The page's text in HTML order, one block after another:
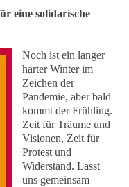
eine solidarische
Noch ist ein langer
harter Winter im
Zeichen der
Pandemie, aber bald
kommt der Frühling.
Zeit für Träume und
Visionen, Zeit für
Protest und
Widerstand. Lasst
uns gemeinsam